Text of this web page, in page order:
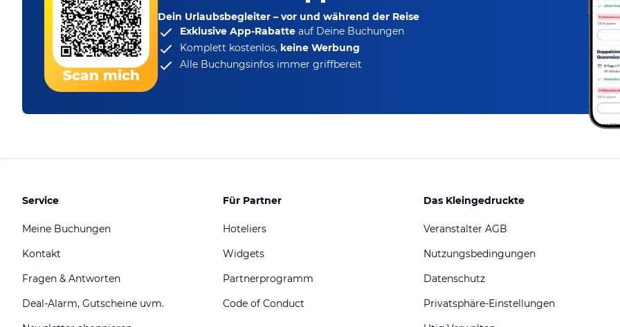
Scan mich
Dein Urlaubsbegleiter – vor und während der Reise
Exklusive App-Rabatte auf Deine Buchungen
Komplett kostenlos, keine Werbung
Alle Buchungsinfos immer griffbereit
Service
Meine Buchungen
Kontakt
Fragen & Antworten
Deal-Alarm, Gutscheine uvm.
Für Partner
Hoteliers
Widgets
Partnerprogramm
Code of Conduct
Das Kleingedruckte
Veranstalter AGB
Nutzungsbedingungen
Datenschutz
Privatsphäre-Einstellungen